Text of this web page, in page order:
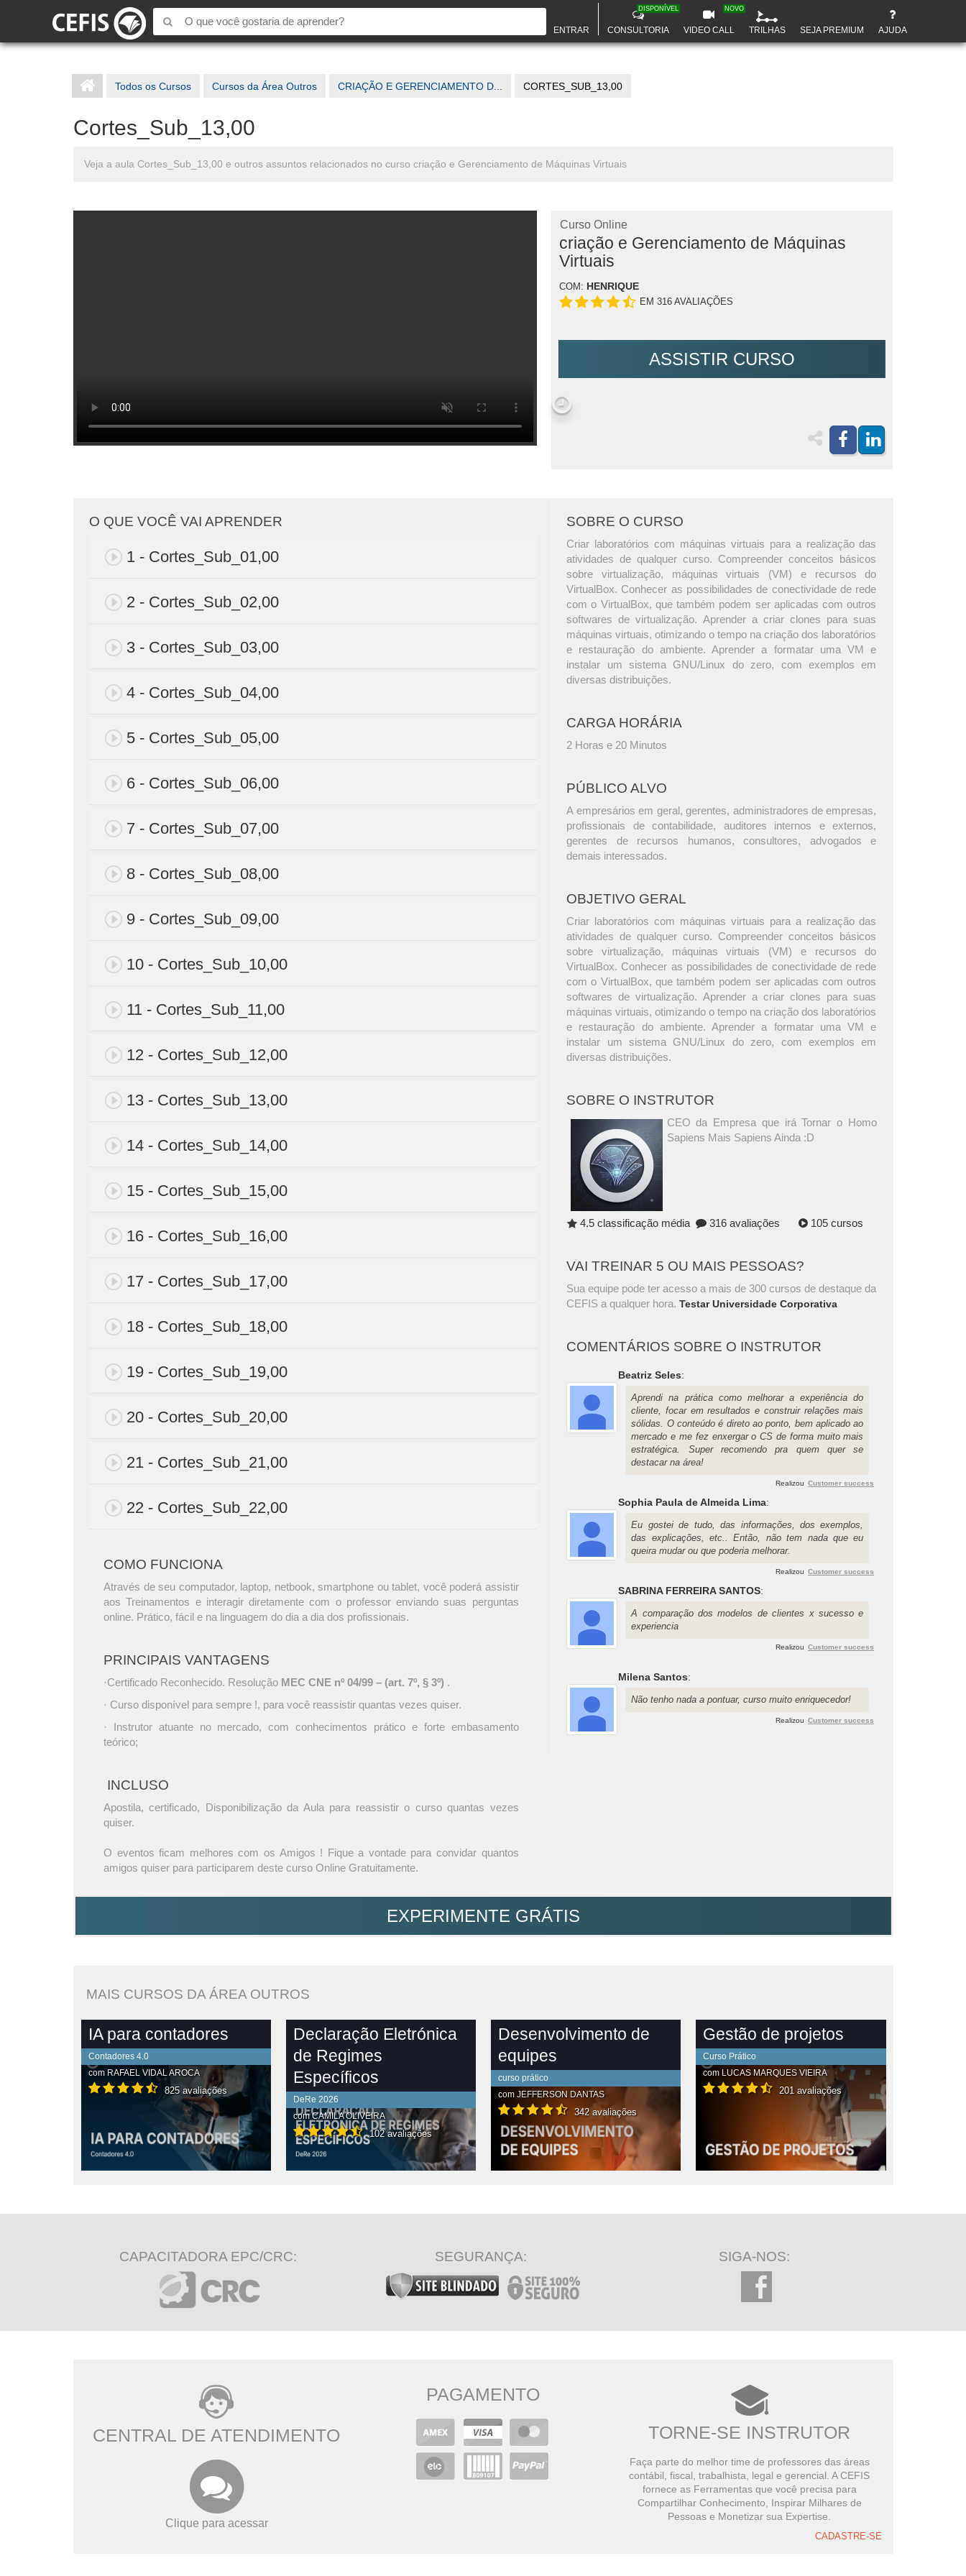
ENTRAR CONSULTORIA
DISPONÍVEL
VIDEO CALL
NOVO
TRILHAS SEJA PREMIUM AJUDA
Todos os Cursos Cursos da Área Outros CRIAÇÃO E GERENCIAMENTO D... CORTES_SUB_13,00
Cortes_Sub_13,00
Veja a aula Cortes_Sub_13,00 e outros assuntos relacionados no curso criação e Gerenciamento de Máquinas Virtuais
Curso Online
criação e Gerenciamento de Máquinas
Virtuais
COM: HENRIQUE
EM 316 AVALIAÇÕES
ASSISTIR CURSO
O QUE VOCÊ VAI APRENDER
1 - Cortes_Sub_01,00
2 - Cortes_Sub_02,00
3 - Cortes_Sub_03,00
4 - Cortes_Sub_04,00
5 - Cortes_Sub_05,00
6 - Cortes_Sub_06,00
7 - Cortes_Sub_07,00
8 - Cortes_Sub_08,00
9 - Cortes_Sub_09,00
10 - Cortes_Sub_10,00
11 - Cortes_Sub_11,00
12 - Cortes_Sub_12,00
13 - Cortes_Sub_13,00
14 - Cortes_Sub_14,00
15 - Cortes_Sub_15,00
16 - Cortes_Sub_16,00
17 - Cortes_Sub_17,00
18 - Cortes_Sub_18,00
19 - Cortes_Sub_19,00
20 - Cortes_Sub_20,00
21 - Cortes_Sub_21,00
22 - Cortes_Sub_22,00
COMO FUNCIONA
Através de seu computador, laptop, netbook, smartphone ou tablet, você poderá assistir
aos Treinamentos e interagir diretamente com o professor enviando suas perguntas
online. Prático, fácil e na linguagem do dia a dia dos profissionais.
PRINCIPAIS VANTAGENS
·Certificado Reconhecido. Resolução MEC CNE nº 04/99 – (art. 7º, § 3º) .
· Curso disponível para sempre !, para você reassistir quantas vezes quiser.
· Instrutor atuante no mercado, com conhecimentos prático e forte embasamento
teórico;
INCLUSO
Apostila, certificado, Disponibilização da Aula para reassistir o curso quantas vezes
quiser.
O eventos ficam melhores com os Amigos ! Fique a vontade para convidar quantos
amigos quiser para participarem deste curso Online Gratuitamente.
SOBRE O CURSO
Criar laboratórios com máquinas virtuais para a realização das
atividades de qualquer curso. Compreender conceitos básicos
sobre virtualização, máquinas virtuais (VM) e recursos do
VirtualBox. Conhecer as possibilidades de conectividade de rede
com o VirtualBox, que também podem ser aplicadas com outros
softwares de virtualização. Aprender a criar clones para suas
máquinas virtuais, otimizando o tempo na criação dos laboratórios
e restauração do ambiente. Aprender a formatar uma VM e
instalar um sistema GNU/Linux do zero, com exemplos em
diversas distribuições.
CARGA HORÁRIA
2 Horas e 20 Minutos
PÚBLICO ALVO
A empresários em geral, gerentes, administradores de empresas,
profissionais de contabilidade, auditores internos e externos,
gerentes de recursos humanos, consultores, advogados e
demais interessados.
OBJETIVO GERAL
Criar laboratórios com máquinas virtuais para a realização das
atividades de qualquer curso. Compreender conceitos básicos
sobre virtualização, máquinas virtuais (VM) e recursos do
VirtualBox. Conhecer as possibilidades de conectividade de rede
com o VirtualBox, que também podem ser aplicadas com outros
softwares de virtualização. Aprender a criar clones para suas
máquinas virtuais, otimizando o tempo na criação dos laboratórios
e restauração do ambiente. Aprender a formatar uma VM e
instalar um sistema GNU/Linux do zero, com exemplos em
diversas distribuições.
SOBRE O INSTRUTOR
CEO da Empresa que irá Tornar o Homo
Sapiens Mais Sapiens Ainda :D
4.5 classificação média 316 avaliações 105 cursos
VAI TREINAR 5 OU MAIS PESSOAS?
Sua equipe pode ter acesso a mais de 300 cursos de destaque da
CEFIS a qualquer hora.Testar Universidade Corporativa
COMENTÁRIOS SOBRE O INSTRUTOR
Beatriz Seles:
Aprendi na prática como melhorar a experiência do
cliente, focar em resultados e construir relações mais
sólidas. O conteúdo é direto ao ponto, bem aplicado ao
mercado e me fez enxergar o CS de forma muito mais
estratégica. Super recomendo pra quem quer se
destacar na área!
Realizou Customer success
Sophia Paula de Almeida Lima:
Eu gostei de tudo, das informações, dos exemplos,
das explicações, etc.. Então, não tem nada que eu
queira mudar ou que poderia melhorar.
Realizou Customer success
SABRINA FERREIRA SANTOS:
A comparação dos modelos de clientes x sucesso e
experiencia
Realizou Customer success
Milena Santos:
Não tenho nada a pontuar, curso muito enriquecedor!
Realizou Customer success
EXPERIMENTE GRÁTIS
MAIS CURSOS DA ÁREA OUTROS
IA para contadores
Contadores 4.0
com RAFAEL VIDAL AROCA
825 avaliações
Declaração Eletrónica
de Regimes
Específicos
DeRe 2026
comCAMILA OLIVEIRA
102 avaliações
VER CONTEÚDO COMPLETO
Desenvolvimento de
equipes
curso prático
com JEFFERSON DANTAS
342 avaliações
VER CONTEÚDO COMPLETO
Gestão de projetos
Curso Prático
com LUCAS MARQUES VIEIRA
201 avaliações
VER CONTEÚDO COMPLETO
CAPACITADORA EPC/CRC: SEGURANÇA: SIGA-NOS:
CENTRAL DE ATENDIMENTO
Clique para acessar
PAGAMENTO
TORNE-SE INSTRUTOR
Faça parte do melhor time de professores das áreas
contábil, fiscal, trabalhista, legal e gerencial. A CEFIS
fornece as Ferramentas que você precisa para
Compartilhar Conhecimento, Inspirar Milhares de
Pessoas e Monetizar sua Expertise.
CADASTRE-SE